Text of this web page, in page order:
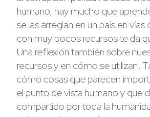
humano, hay mucho que
se las arreglan en un país en vías
con muy pocos recursos te da
Una reflexión también sobre
recursos y en cómo se utilizan.
cómo cosas que parecen
el punto de vista humano y que
compartido por toda la